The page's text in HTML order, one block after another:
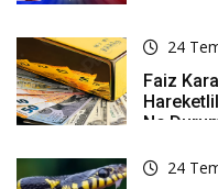
24
Faiz
Ne
24